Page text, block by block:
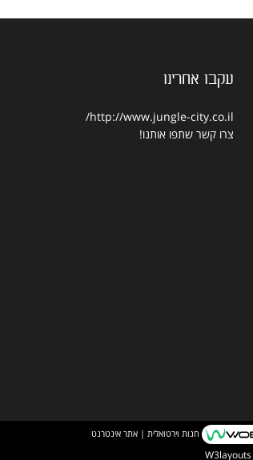
עקבו אחרינו
http://www.jungle-city.co.il/
צרו קשר שתפו אותנו!
חנות וירטואלית | אתר אינטרנט
W3layouts